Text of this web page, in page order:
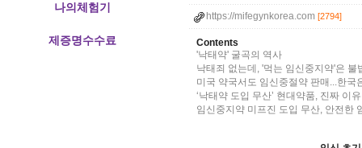
나의체험기
제증명수수료
https://mifegynkorea.com [2794]
Contents
'낙태약' 굴곡의 역사
낙태죄 없는데, '먹는 임신중지약'은 불
미국 약국서도 임신중절약 판매...한국
‘낙태약 도입 무산’ 현대약품, 진짜 이
임신중지약 미프진 도입 무산, 안전한